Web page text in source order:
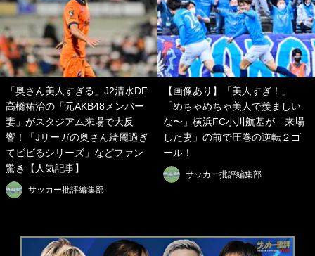
「奥さん美人すぎる」J2清水DF
高橋祐治の「元AKB48メンバー
妻」がスタジアム来場で大反
響！「Jリーガの奥さん綺麗過ぎ
てビビるシリーズ」などファン
驚き【人気記事】
サッカー批評編集部
【画像あり】「美人すぎ！」
「めちゃめちゃ美人で羨ましい
な〜」横浜FC小川航基が「来場
した妻」の前で圧巻の逆転２ゴ
ール！
サッカー批評編集部